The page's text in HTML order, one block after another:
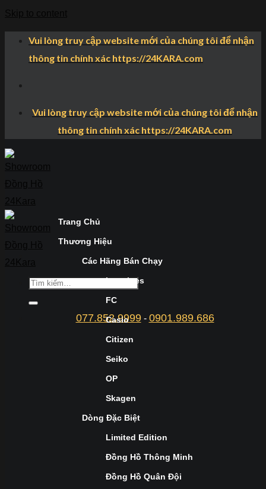
Vui lòng truy cập website mới của chúng tôi để nhận
thông tin chính xác https://24KARA.com
Vui lòng truy cập website mới của chúng tôi để nhận
thông tin chính xác https://24KARA.com
077.852.9999- 0901.989.686
Trang Chủ
Thương Hiệu
Các Hãng Bán Chạy
Longines
FC
Casio
Citizen
Seiko
OP
Skagen
Dòng Đặc Biệt
Limited Edition
Đồng Hồ Thông Minh
Đồng Hồ Quân Đội